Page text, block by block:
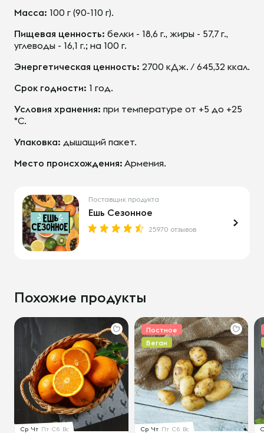
Масса: 100 г (90-110 г).
Пищевая ценность: белки - 18,6 г., жиры - 57,7 г.,
углеводы - 16,1 г.; на 100 г.
Энергетическая ценность: 2700 кДж. / 645,32 ккал.
Срок годности: 1 год.
Условия хранения: при температуре от +5 до +25
°С.
Упаковка: дышащий пакет.
Место происхождения: Армения.
Поставщик продукта
Ешь Сезонное
25970 отзывов
Похожие продукты
Ср Чт Пт Сб Вс
Постное
Веган
Ср Чт Пт Сб Вс